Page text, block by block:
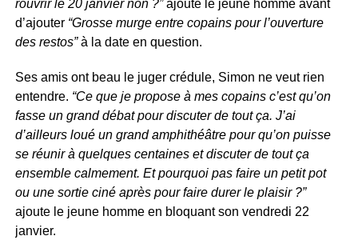
rouvrir le 20 janvier non ?”ajoute le jeune homme avant
d’ajouter“Grosse murge entre copains pour l’ouverture
des restos”à la date en question.
Ses amis ont beau le juger crédule, Simon ne veut rien
entendre. “Ce que je propose à mes copains c’est qu’on
fasse un grand débat pour discuter de tout ça. J’ai
d’ailleurs loué un grand amphithéâtre pour qu’on puisse
se réunir à quelques centaines et discuter de tout ça
ensemble calmement. Et pourquoi pas faire un petit pot
ou une sortie ciné après pour faire durer le plaisir ?”
ajoute le jeune homme en bloquant son vendredi 22
janvier.